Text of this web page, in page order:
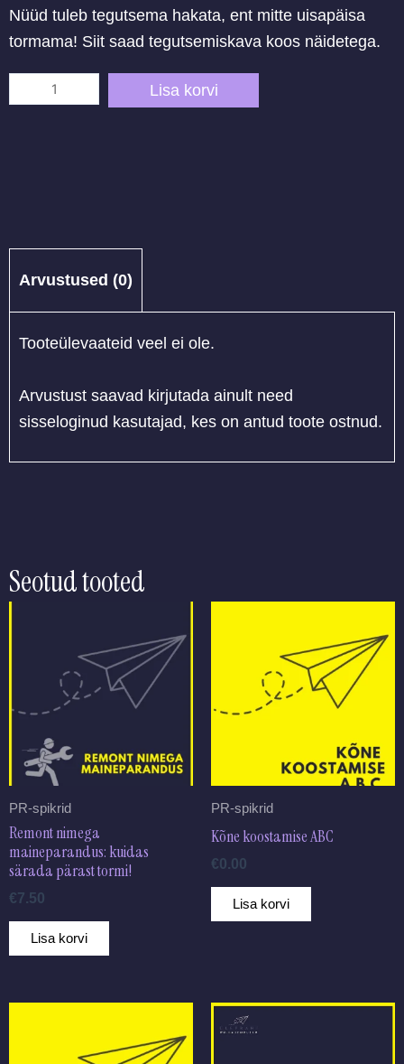
Nüüd tuleb tegutsema hakata, ent mitte uisapäisa
tormama! Siit saad tegutsemiskava koos näidetega.
Lisa korvi
Arvustused (0)
Tooteülevaateid veel ei ole.
Arvustust saavad kirjutada ainult need
sisseloginud kasutajad, kes on antud toote ostnud.
Seotud tooted
PR-spikrid
Remont nimega
maineparandus: kuidas
särada pärast tormi!
€7.50
Lisa korvi
PR-spikrid
Kõne koostamise ABC
€0.00
Lisa korvi